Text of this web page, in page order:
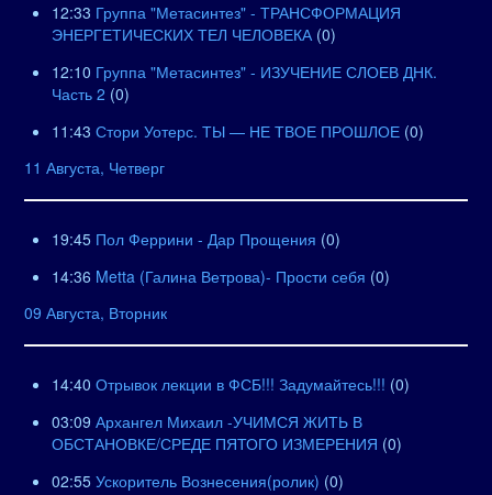
12:33 Группа "Метасинтез" - ТРАНСФОРМАЦИЯ
ЭНЕРГЕТИЧЕСКИХ ТЕЛ ЧЕЛОВЕКА (0)
12:10 Группа "Метасинтез" - ИЗУЧЕНИЕ СЛОЕВ ДНК.
Часть 2 (0)
11:43 Стори Уотерс. ТЫ — НЕ ТВОЕ ПРОШЛОЕ (0)
11 Августа, Четверг
19:45 Пол Феррини - Дар Прощения (0)
14:36 Metta (Галина Ветрова)- Прости себя (0)
09 Августа, Вторник
14:40 Отрывок лекции в ФСБ!!! Задумайтесь!!! (0)
03:09 Архангел Михаил -УЧИМСЯ ЖИТЬ В
ОБСТАНОВКЕ/СРЕДЕ ПЯТОГО ИЗМЕРЕНИЯ (0)
02:55 Ускоритель Вознесения(ролик) (0)